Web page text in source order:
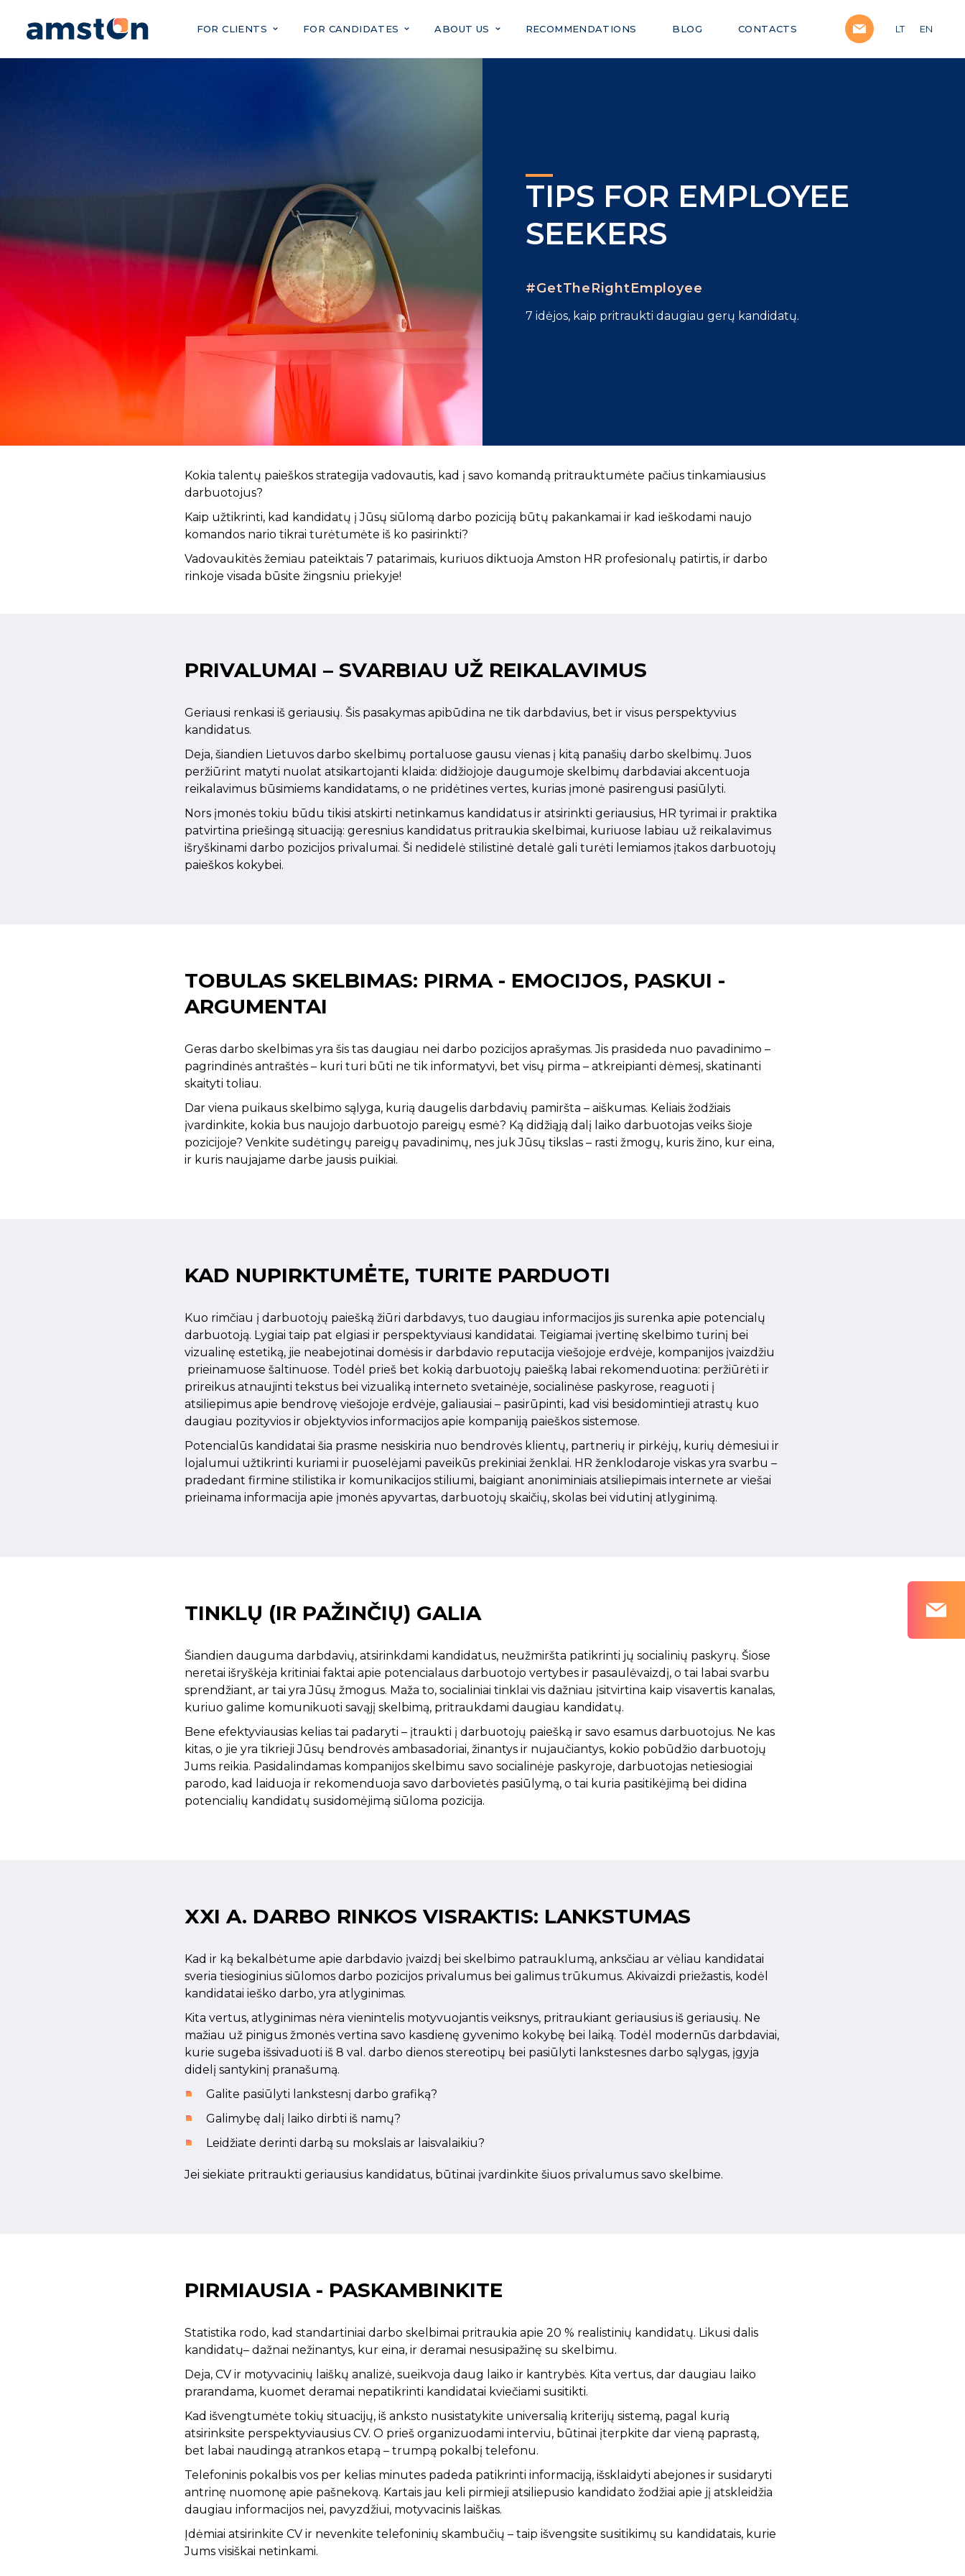
FOR CLIENTS FOR CANDIDATES ABOUT US RECOMMENDATIONS BLOG CONTACTS LT EN
TIPS FOR EMPLOYEE
SEEKERS
#GetTheRightEmployee
7 idėjos, kaip pritraukti daugiau gerų kandidatų.
Kokia talentų paieškos strategija vadovautis, kad į savo komandą pritrauktumėte pačius tinkamiausius
darbuotojus?
Kaip užtikrinti, kad kandidatų į Jūsų siūlomą darbo poziciją būtų pakankamai ir kad ieškodami naujo
komandos nario tikrai turėtumėte iš ko pasirinkti?
Vadovaukitės žemiau pateiktais 7 patarimais, kuriuos diktuoja Amston HR profesionalų patirtis, ir darbo
rinkoje visada būsite žingsniu priekyje!
PRIVALUMAI – SVARBIAU UŽ REIKALAVIMUS
Geriausi renkasi iš geriausių. Šis pasakymas apibūdina ne tik darbdavius, bet ir visus perspektyvius
kandidatus.
Deja, šiandien Lietuvos darbo skelbimų portaluose gausu vienas į kitą panašių darbo skelbimų. Juos
peržiūrint matyti nuolat atsikartojanti klaida: didžiojoje daugumoje skelbimų darbdaviai akcentuoja
reikalavimus būsimiems kandidatams, o ne pridėtines vertes, kurias įmonė pasirengusi pasiūlyti.
Nors įmonės tokiu būdu tikisi atskirti netinkamus kandidatus ir atsirinkti geriausius, HR tyrimai ir praktika
patvirtina priešingą situaciją: geresnius kandidatus pritraukia skelbimai, kuriuose labiau už reikalavimus
išryškinami darbo pozicijos privalumai. Ši nedidelė stilistinė detalė gali turėti lemiamos įtakos darbuotojų
paieškos kokybei.
TOBULAS SKELBIMAS: PIRMA - EMOCIJOS, PASKUI -
ARGUMENTAI
Geras darbo skelbimas yra šis tas daugiau nei darbo pozicijos aprašymas. Jis prasideda nuo pavadinimo –
pagrindinės antraštės – kuri turi būti ne tik informatyvi, bet visų pirma – atkreipianti dėmesį, skatinanti
skaityti toliau.
Dar viena puikaus skelbimo sąlyga, kurią daugelis darbdavių pamiršta – aiškumas. Keliais žodžiais
įvardinkite, kokia bus naujojo darbuotojo pareigų esmė? Ką didžiąją dalį laiko darbuotojas veiks šioje
pozicijoje? Venkite sudėtingų pareigų pavadinimų, nes juk Jūsų tikslas – rasti žmogų, kuris žino, kur eina,
ir kuris naujajame darbe jausis puikiai.
KAD NUPIRKTUMĖTE, TURITE PARDUOTI
Kuo rimčiau į darbuotojų paiešką žiūri darbdavys, tuo daugiau informacijos jis surenka apie potencialų
darbuotoją. Lygiai taip pat elgiasi ir perspektyviausi kandidatai. Teigiamai įvertinę skelbimo turinį bei
vizualinę estetiką, jie neabejotinai domėsis ir darbdavio reputacija viešojoje erdvėje, kompanijos įvaizdžiu
prieinamuose šaltinuose. Todėl prieš bet kokią darbuotojų paiešką labai rekomenduotina: peržiūrėti ir
prireikus atnaujinti tekstus bei vizualiką interneto svetainėje, socialinėse paskyrose, reaguoti į
atsiliepimus apie bendrovę viešojoje erdvėje, galiausiai – pasirūpinti, kad visi besidomintieji atrastų kuo
daugiau pozityvios ir objektyvios informacijos apie kompaniją paieškos sistemose.
Potencialūs kandidatai šia prasme nesiskiria nuo bendrovės klientų, partnerių ir pirkėjų, kurių dėmesiui ir
lojalumui užtikrinti kuriami ir puoselėjami paveikūs prekiniai ženklai. HR ženklodaroje viskas yra svarbu –
pradedant firmine stilistika ir komunikacijos stiliumi, baigiant anoniminiais atsiliepimais internete ar viešai
prieinama informacija apie įmonės apyvartas, darbuotojų skaičių, skolas bei vidutinį atlyginimą.
TINKLŲ (IR PAŽINČIŲ) GALIA
Šiandien dauguma darbdavių, atsirinkdami kandidatus, neužmiršta patikrinti jų socialinių paskyrų. Šiose
neretai išryškėja kritiniai faktai apie potencialaus darbuotojo vertybes ir pasaulėvaizdį, o tai labai svarbu
sprendžiant, ar tai yra Jūsų žmogus. Maža to, socialiniai tinklai vis dažniau įsitvirtina kaip visavertis kanalas,
kuriuo galime komunikuoti savąjį skelbimą, pritraukdami daugiau kandidatų.
Bene efektyviausias kelias tai padaryti – įtraukti į darbuotojų paiešką ir savo esamus darbuotojus. Ne kas
kitas, o jie yra tikrieji Jūsų bendrovės ambasadoriai, žinantys ir nujaučiantys, kokio pobūdžio darbuotojų
Jums reikia. Pasidalindamas kompanijos skelbimu savo socialinėje paskyroje, darbuotojas netiesiogiai
parodo, kad laiduoja ir rekomenduoja savo darbovietės pasiūlymą, o tai kuria pasitikėjimą bei didina
potencialių kandidatų susidomėjimą siūloma pozicija.
XXI A. DARBO RINKOS VISRAKTIS: LANKSTUMAS
Kad ir ką bekalbėtume apie darbdavio įvaizdį bei skelbimo patrauklumą, anksčiau ar vėliau kandidatai
sveria tiesioginius siūlomos darbo pozicijos privalumus bei galimus trūkumus. Akivaizdi priežastis, kodėl
kandidatai ieško darbo, yra atlyginimas.
Kita vertus, atlyginimas nėra vienintelis motyvuojantis veiksnys, pritraukiant geriausius iš geriausių. Ne
mažiau už pinigus žmonės vertina savo kasdienę gyvenimo kokybę bei laiką. Todėl modernūs darbdaviai,
kurie sugeba išsivaduoti iš 8 val. darbo dienos stereotipų bei pasiūlyti lankstesnes darbo sąlygas, įgyja
didelį santykinį pranašumą.
Galite pasiūlyti lankstesnį darbo grafiką?
Galimybę dalį laiko dirbti iš namų?
Leidžiate derinti darbą su mokslais ar laisvalaikiu?
Jei siekiate pritraukti geriausius kandidatus, būtinai įvardinkite šiuos privalumus savo skelbime.
PIRMIAUSIA - PASKAMBINKITE
Statistika rodo, kad standartiniai darbo skelbimai pritraukia apie 20 % realistinių kandidatų. Likusi dalis
kandidatų– dažnai nežinantys, kur eina, ir deramai nesusipažinę su skelbimu.
Deja, CV ir motyvacinių laiškų analizė, sueikvoja daug laiko ir kantrybės. Kita vertus, dar daugiau laiko
prarandama, kuomet deramai nepatikrinti kandidatai kviečiami susitikti.
Kad išvengtumėte tokių situacijų, iš anksto nusistatykite universalią kriterijų sistemą, pagal kurią
atsirinksite perspektyviausius CV. O prieš organizuodami interviu, būtinai įterpkite dar vieną paprastą,
bet labai naudingą atrankos etapą – trumpą pokalbį telefonu.
Telefoninis pokalbis vos per kelias minutes padeda patikrinti informaciją, išsklaidyti abejones ir susidaryti
antrinę nuomonę apie pašnekovą. Kartais jau keli pirmieji atsiliepusio kandidato žodžiai apie jį atskleidžia
daugiau informacijos nei, pavyzdžiui, motyvacinis laiškas.
Įdėmiai atsirinkite CV ir nevenkite telefoninių skambučių – taip išvengsite susitikimų su kandidatais, kurie
Jums visiškai netinkami.